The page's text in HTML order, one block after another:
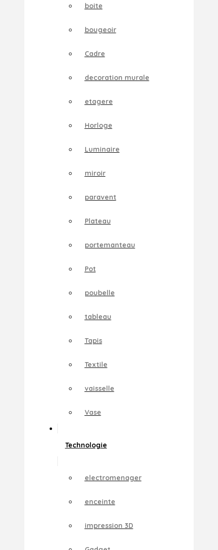
boite
bougeoir
Cadre
decoration murale
etagere
Horloge
Luminaire
miroir
paravent
Plateau
portemanteau
Pot
poubelle
tableau
Tapis
Textile
vaisselle
Vase
Technologie
electromenager
enceinte
impression 3D